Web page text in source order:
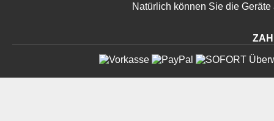
Natürlich können Sie die